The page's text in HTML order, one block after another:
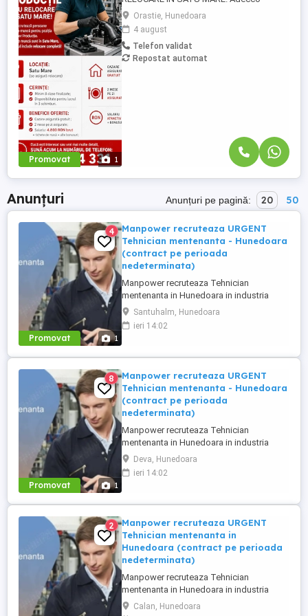
Promovat 1
Romania angajează persoane dornice de
muncă pentru poziția de Operator
Producție. Locurile de muncă sunt în Satu
Mare, iar pachetul include relocare
completă! Asigurăm transport dus-întors
Orastie, Hunedoara
4 august
Telefon validat
Repostat automat
Anunțuri Anunțuri pe pagină: 20 50
Promovat 1
4
Manpower recruteaza URGENT
Tehnician mentenanta - Hunedoara
(contract pe perioada
nedeterminata)
Manpower recruteaza Tehnician
mentenanta in Hunedoara in industria
automotive. Responsabilitati principale: -
Analizarea si executarea lucrarilor de
reparatie, intretinere si revizie; - Verificarea
la testarea sistemelor complexe, utilizand
Santuhalm, Hunedoara
ieri 14:02
Promovat 1
8
Manpower recruteaza URGENT
Tehnician mentenanta - Hunedoara
(contract pe perioada
nedeterminata)
Manpower recruteaza Tehnician
mentenanta in Hunedoara in industria
automotive. Responsabilitati principale: -
Analizarea si executarea lucrarilor de
reparatie, intretinere si revizie; - Verificarea
la testarea sistemelor complexe, utilizand
Deva, Hunedoara
ieri 14:02
2
Manpower recruteaza URGENT
Tehnician mentenanta in
Hunedoara (contract pe perioada
nedeterminata)
Manpower recruteaza Tehnician
mentenanta in Hunedoara in industria
automotive. Responsabilitati principale: -
Calan, Hunedoara